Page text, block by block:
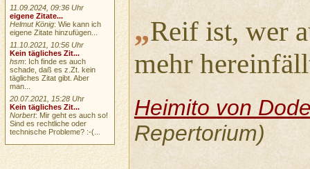
„Reif ist, wer
mehr
Heimito von
Repertorium)
11.09.2024, 09:36 Uhr
eigene Zitate...
Helmut König: Wie kann ich
eigene Zitate hinzufügen...
11.10.2021, 10:56 Uhr
Kein tägliches Zit...
hsm: Ich finde es auch
schade, daß es z.Zt. kein
tägliches Zitat gibt. Aber
man...
20.07.2021, 15:28 Uhr
Kein tägliches Zit...
Norbert: Mir geht es auch so!
Sind es rechtliche oder
technische Probleme? :-(...